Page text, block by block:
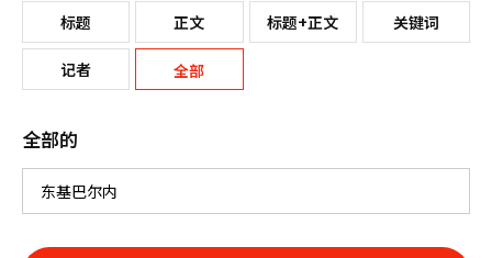
标题 正文 标题+正文 关键词
记者 全部
全部的